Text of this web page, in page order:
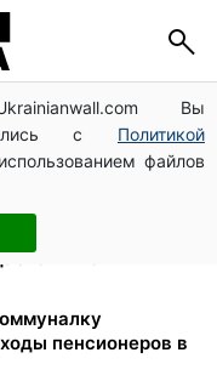
Вы
с Политикой
файлов
єЯсла: ПФУ
1-3 года
за коммуналку:
должников
в новых
пенсионеров в